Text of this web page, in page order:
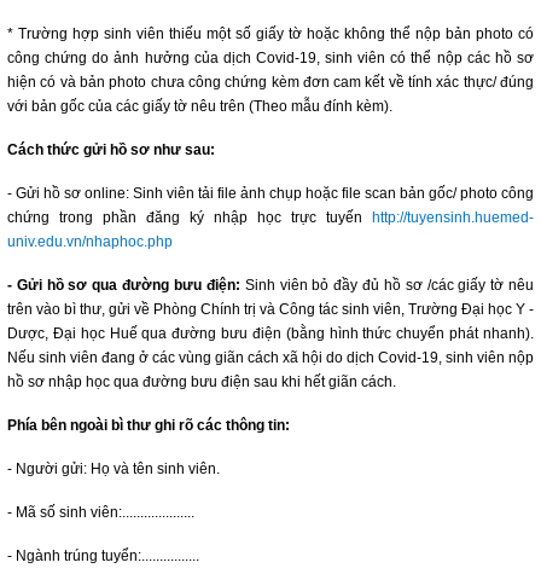
* Trường hợp sinh viên thiếu một số giấy tờ hoặc không thể nộp bản photo có
công chứng do ảnh hưởng của dịch Covid-19, sinh viên có thể nộp các hồ sơ
hiện có và bản photo chưa công chứng kèm đơn cam kết về tính xác thực/ đúng
với bản gốc của các giấy tờ nêu trên (Theo mẫu đính kèm).
Cách thức gửi hồ sơ như sau:
- Gửi hồ sơ online: Sinh viên tải file ảnh chụp hoặc file scan bản gốc/ photo công
chứng trong phần đăng ký nhập học trực tuyến http://tuyensinh.huemed-
univ.edu.vn/nhaphoc.php
- Gửi hồ sơ qua đường bưu điện: Sinh viên bỏ đầy đủ hồ sơ /các giấy tờ nêu
trên vào bì thư, gửi về Phòng Chính trị và Công tác sinh viên, Trường Đại học Y -
Dược, Đại học Huế qua đường bưu điện (bằng hình thức chuyển phát nhanh).
Nếu sinh viên đang ở các vùng giãn cách xã hội do dịch Covid-19, sinh viên nộp
hồ sơ nhập học qua đường bưu điện sau khi hết giãn cách.
Phía bên ngoài bì thư ghi rõ các thông tin:
- Người gửi: Họ và tên sinh viên.
- Mã số sinh viên:....................
- Ngành trúng tuyển:................